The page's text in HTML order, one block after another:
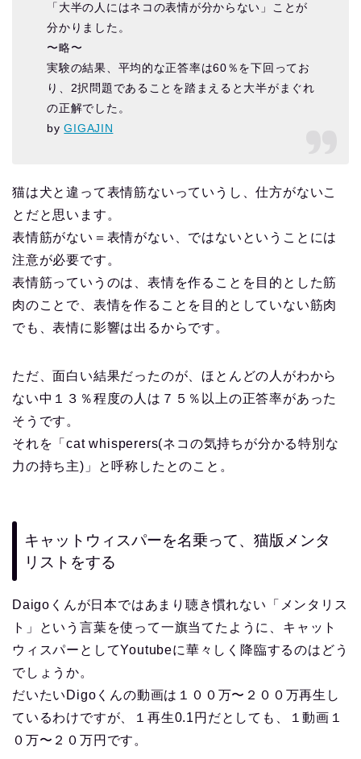
「大半の人にはネコの表情が分からない」ことが
分かりました。
〜略〜
実験の結果、平均的な正答率は60％を下回ってお
り、2択問題であることを踏まえると大半がまぐれ
の正解でした。
byGIGAJIN
猫は犬と違って表情筋ないっていうし、仕方がないこ
とだと思います。
表情筋がない＝表情がない、ではないということには
注意が必要です。
表情筋っていうのは、表情を作ることを目的とした筋
肉のことで、表情を作ることを目的としていない筋肉
でも、表情に影響は出るからです。
ただ、面白い結果だったのが、ほとんどの人がわから
ない中１３％程度の人は７５％以上の正答率があった
そうです。
それを「cat whisperers(ネコの気持ちが分かる特別な
力の持ち主)」と呼称したとのこと。
キャットウィスパーを名乗って、猫版メンタ
リストをする
Daigoくんが日本ではあまり聴き慣れない「メンタリス
ト」という言葉を使って一旗当てたように、キャット
ウィスパーとしてYoutubeに華々しく降臨するのはどう
でしょうか。
だいたいDigoくんの動画は１００万〜２００万再生し
ているわけですが、１再生0.1円だとしても、１動画１
０万〜２０万円です。